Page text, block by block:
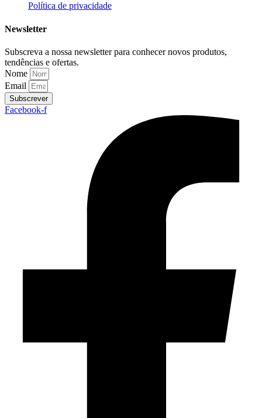
Política de privacidade
Newsletter
Subscreva a nossa newsletter para conhecer novos produtos,
tendências e ofertas.
Nome
Email
Subscrever
Facebook-f